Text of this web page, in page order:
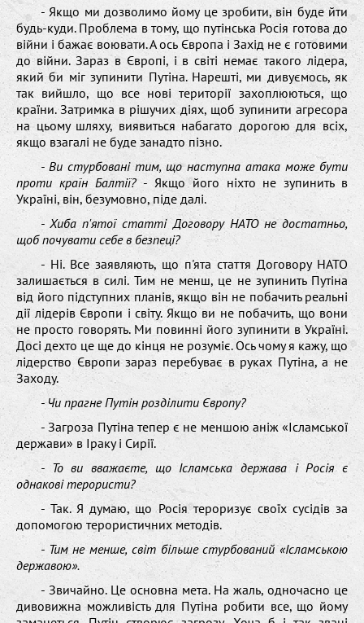
- Якщо ми дозволимо йому це зробити, він буде йти
будь-куди. Проблема в тому, що путінська Росія готова до
війни і бажає воювати. А ось Європа і Захід не є готовими
до війни. Зараз в Європі, і в світі немає такого лідера,
який би міг зупинити Путіна. Нарешті, ми дивуємось, як
так вийшло, що все нові території захоплюються, що
країни. Затримка в рішучих діях, щоб зупинити агресора
на цьому шляху, виявиться набагато дорогою для всіх,
якщо взагалі не буде занадто пізно.
- Ви стурбовані тим, що наступна атака може бути
проти країн Балтії?- Якщо його ніхто не зупинить в
Україні, він, безумовно, піде далі.
- Хиба п'ятої статті Договору НАТО не достатньо,
щоб почувати себе в безпеці?
- Ні. Все заявляють, що п'ята стаття Договору НАТО
залишається в силі. Тим не менш, це не зупинить Путіна
від його підступних планів, якщо він не побачить реальні
дії лідерів Європи і світу. Якщо ви не побачить, що вони
не просто говорять. Ми повинні його зупинити в Україні.
Досі дехто це ще до кінця не розуміє. Ось чому я кажу, що
лідерство Європи зараз перебуває в руках Путіна, а не
Заходу.
- Чи прагне Путін розділити Європу?
- Загроза Путіна тепер є не меншою аніж «Ісламської
держави» в Іраку і Сирії.
- То ви вважаєте, що Ісламська держава і Росія є
однакові терористи?
- Так. Я думаю, що Росія тероризує своїх сусідів за
допомогою терористичних методів.
- Тим не менше, світ більше стурбований «Ісламською
державою».
- Звичайно. Це основна мета. На жаль, одночасно це
дивовижна можливість для Путіна робити все, що йому